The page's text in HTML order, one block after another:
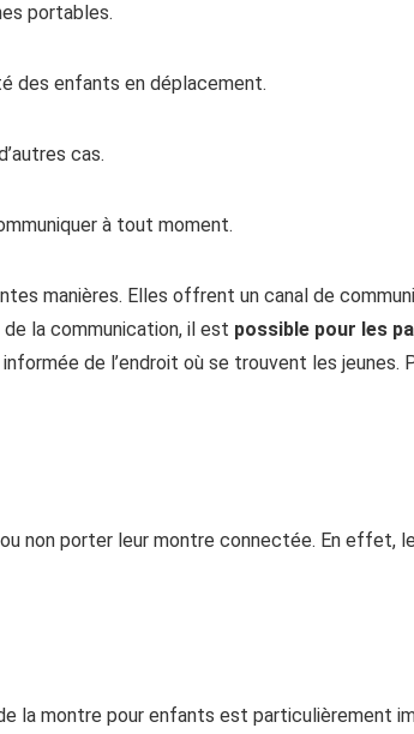
portables.
des enfants en déplacement.
cas.
à tout moment.
manières. Elles offrent un canal de
la communication, il est possible pour les
de l’endroit où se trouvent les jeunes.
non porter leur montre connectée. En effet,
la montre pour enfants est particulièrement